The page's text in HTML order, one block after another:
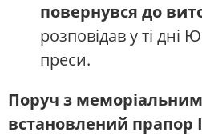
повернувся до
розповідав у ті дні
преси.
Поруч з
встановлений прапор